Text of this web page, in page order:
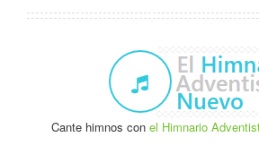
Cante himnos con el Himnario